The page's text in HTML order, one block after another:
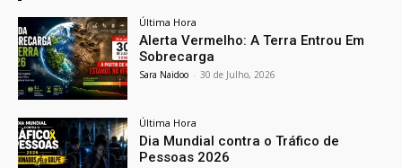
Última Hora
Alerta Vermelho: A Terra Entrou Em
Sobrecarga
Sara Naidoo - 30 de Julho, 2026
Última Hora
Dia Mundial contra o Tráfico de
Pessoas 2026